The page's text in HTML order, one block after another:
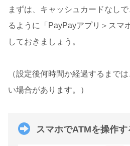
まずは、キャッシュカードなし
るように「PayPayアプリ＞スマ
しておきましょう。
（設定後何時間か経過するまで
い場合があります。）
スマホでATMを操作す